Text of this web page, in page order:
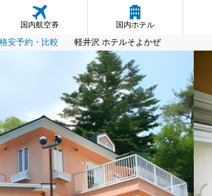
国内航空券 国内ホテル
安予約・比較 軽井沢 ホテルそよかぜ